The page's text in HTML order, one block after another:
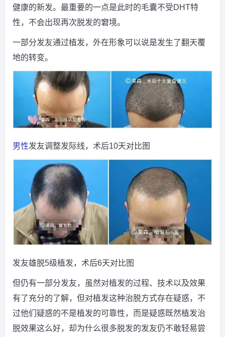
健康的新发。最重要的一点是此时的毛囊不受DHT特
性，不会出现再次脱发的窘境。
一部分发友通过植发，外在形象可以说是发生了翻天覆
地的转变。
男性发友调整发际线，术后10天对比图
发友雄脱5级植发，术后6天对比图
但仍有一部分发友，虽然对植发的过程、技术以及效果
有了充分的了解，但对植发这种治脱方式存在疑惑，不
过他们疑惑的不是植发的可靠性，而是疑惑既然植发治
脱效果这么好，却为什么很多脱发的发友仍不敢轻易尝